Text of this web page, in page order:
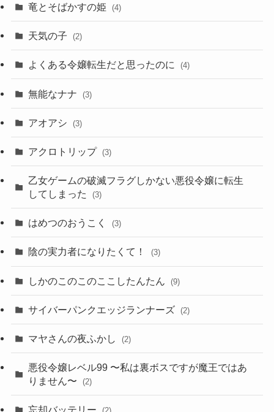
竜とそばかすの姫 (4)
天気の子 (2)
よくある令嬢転生だと思ったのに (4)
無能なナナ (3)
アオアシ (3)
アクロトリップ (3)
乙女ゲームの破滅フラグしかない悪役令嬢に転生
してしまった
(3)
はめつのおうこく (3)
陰の実力者になりたくて！ (3)
しかのこのこのここしたんたん (9)
サイバーパンクエッジランナーズ (2)
マヤさんの夜ふかし (2)
悪役令嬢レベル99 〜私は裏ボスですが魔王ではあ
りません〜
(2)
忘却バッテリー